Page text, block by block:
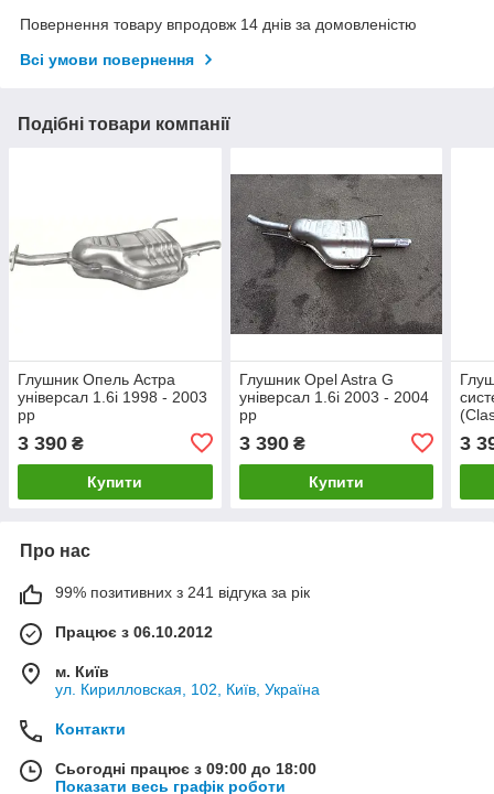
Повернення товару впродовж 14 днів за домовленістю
Всі умови повернення
Подібні товари компанії
Глушник Опель Астра
універсал 1.6i 1998 - 2003
рр
3 390 ₴
Купити
Глушник Opel Astra G
універсал 1.6i 2003 - 2004
рр
3 390₴
Купити
3
Про нас
99% позитивних з 241 відгука за рік
Працює з 06.10.2012
м. Київ
ул. Кирилловская, 102, Київ, Україна
Контакти
Сьогодні працює з 09:00 до 18:00
Показати весь графік роботи